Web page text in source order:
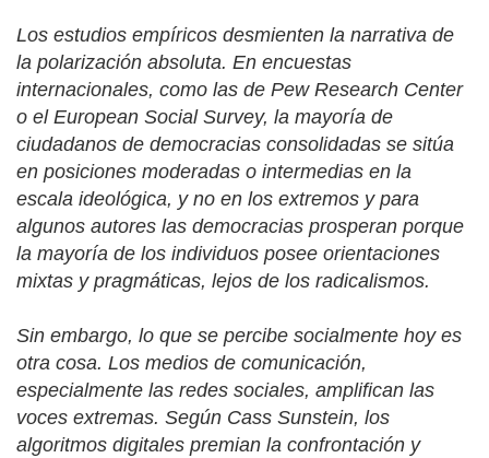
Los estudios empíricos desmienten la narrativa de
la polarización absoluta. En encuestas
internacionales, como las de Pew Research Center
o el European Social Survey, la mayoría de
ciudadanos de democracias consolidadas se sitúa
en posiciones moderadas o intermedias en la
escala ideológica, y no en los extremos y para
algunos autores las democracias prosperan porque
la mayoría de los individuos posee orientaciones
mixtas y pragmáticas, lejos de los radicalismos.
Sin embargo, lo que se percibe socialmente hoy es
otra cosa. Los medios de comunicación,
especialmente las redes sociales, amplifican las
voces extremas. Según Cass Sunstein, los
algoritmos digitales premian la confrontación y